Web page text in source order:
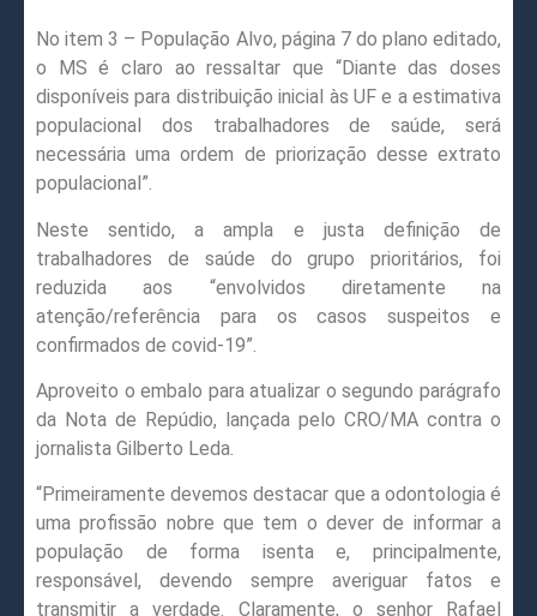
No item 3 – População Alvo, página 7 do plano editado,
o MS é claro ao ressaltar que “Diante das doses
disponíveis para distribuição inicial às UF e a estimativa
populacional dos trabalhadores de saúde, será
necessária uma ordem de priorização desse extrato
populacional”.
Neste sentido, a ampla e justa definição de
trabalhadores de saúde do grupo prioritários, foi
reduzida aos “envolvidos diretamente na
atenção/referência para os casos suspeitos e
confirmados de covid-19”.
Aproveito o embalo para atualizar o segundo parágrafo
da Nota de Repúdio, lançada pelo CRO/MA contra o
jornalista Gilberto Leda.
“Primeiramente devemos destacar que a odontologia é
uma profissão nobre que tem o dever de informar a
população de forma isenta e, principalmente,
responsável, devendo sempre averiguar fatos e
transmitir a verdade. Claramente, o senhor Rafael